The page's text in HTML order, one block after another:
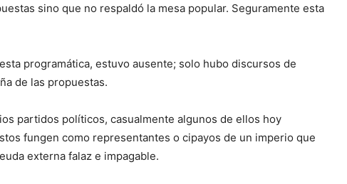
sino que no respaldó la mesa popular. Seguramente esta
programática, estuvo ausente; solo hubo discursos de
de las propuestas.
partidos políticos, casualmente algunos de ellos hoy
fungen como representantes o cipayos de un imperio que
externa falaz e impagable.